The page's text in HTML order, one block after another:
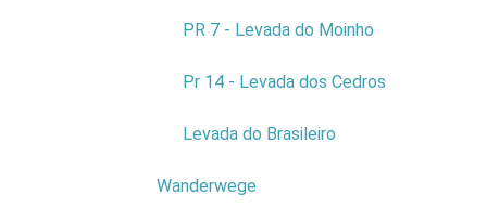
PR 7 - Levada do Moinho
Pr 14 - Levada dos Cedros
Levada do Brasileiro
Wanderwege